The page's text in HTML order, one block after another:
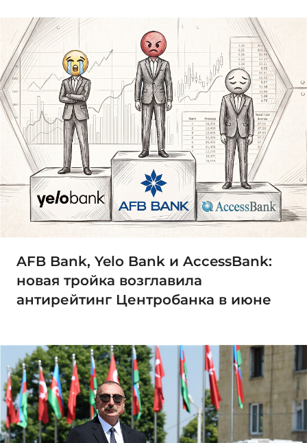
AFB Bank, Yelo Bank и AccessBank:
новая тройка возглавила
антирейтинг Центробанка в июне